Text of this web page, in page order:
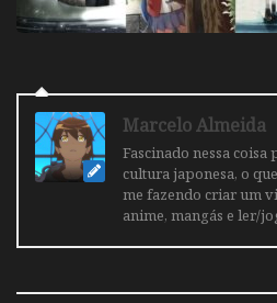
Marcelo Almeida
Fascinado nessa
cultura japonesa, o
me fazendo criar um
anime, mangás e ler/